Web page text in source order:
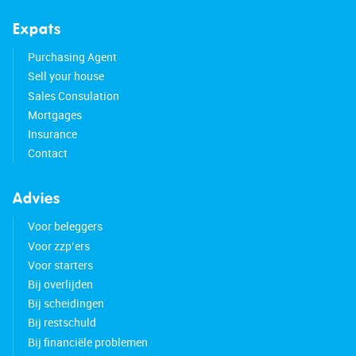
Garage and space for one or two cars on the
Familiar with the Area?
This spacious semi-detached house (1937) offers
an open view and is located in the village center
of Uithoorn, near the water of the Amstel River.
Thanks to its central location, various shops and
Amstelplein shopping center is around the corner,
and Zijdelwaard shopping center is easily
reachable by bike.
Want to enjoy a relaxing walk? Nature areas like
Uithoorn and Het Libellebos are a short bike ride
away. Other important amenities such as schools,
daycare, sports clubs, and a GP are also easily
accessible.
Expats
Purchasing Agent
Sell your house
Sales Consulation
Mortgages
Insurance
Contact
Advies
Voor beleggers
Voor zzp’ers
Voor starters
Bij overlijden
Bij scheidingen
Bij restschuld
Bij financiële problemen